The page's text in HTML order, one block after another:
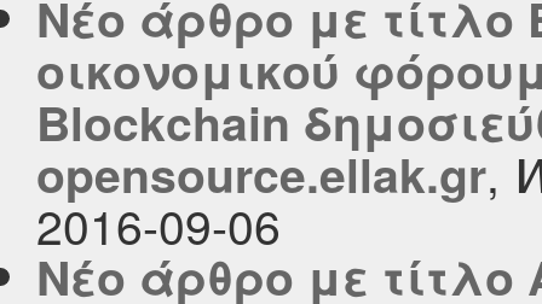
Νέο άρθρο με
οικονομικού
Blockchain
opensource.ellak.gr,
2016-09-06
Νέο άρθρο με